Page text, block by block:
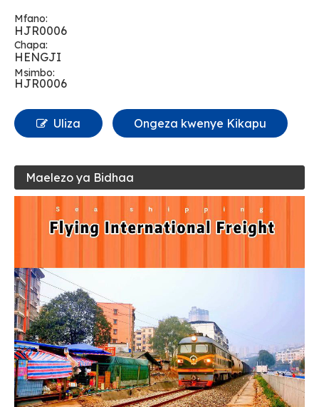
Mfano:
HJR0006
Chapa:
HENGJI
Msimbo:
HJR0006
Uliza Ongeza kwenye Kikapu
Maelezo ya Bidhaa